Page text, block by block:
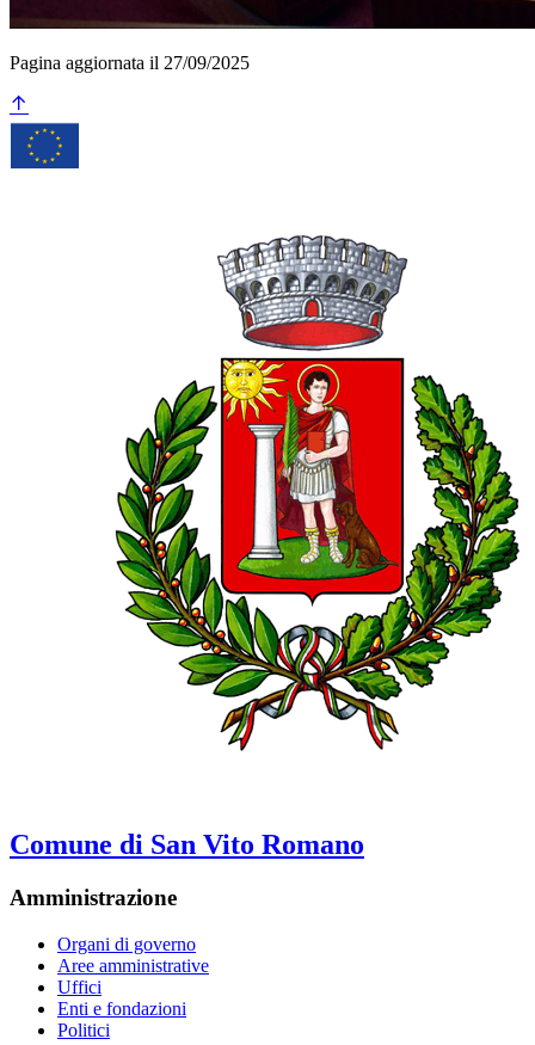
Pagina aggiornata il 27/09/2025
Comune di San Vito Romano
Amministrazione
Organi di governo
Aree amministrative
Uffici
Enti e fondazioni
Politici